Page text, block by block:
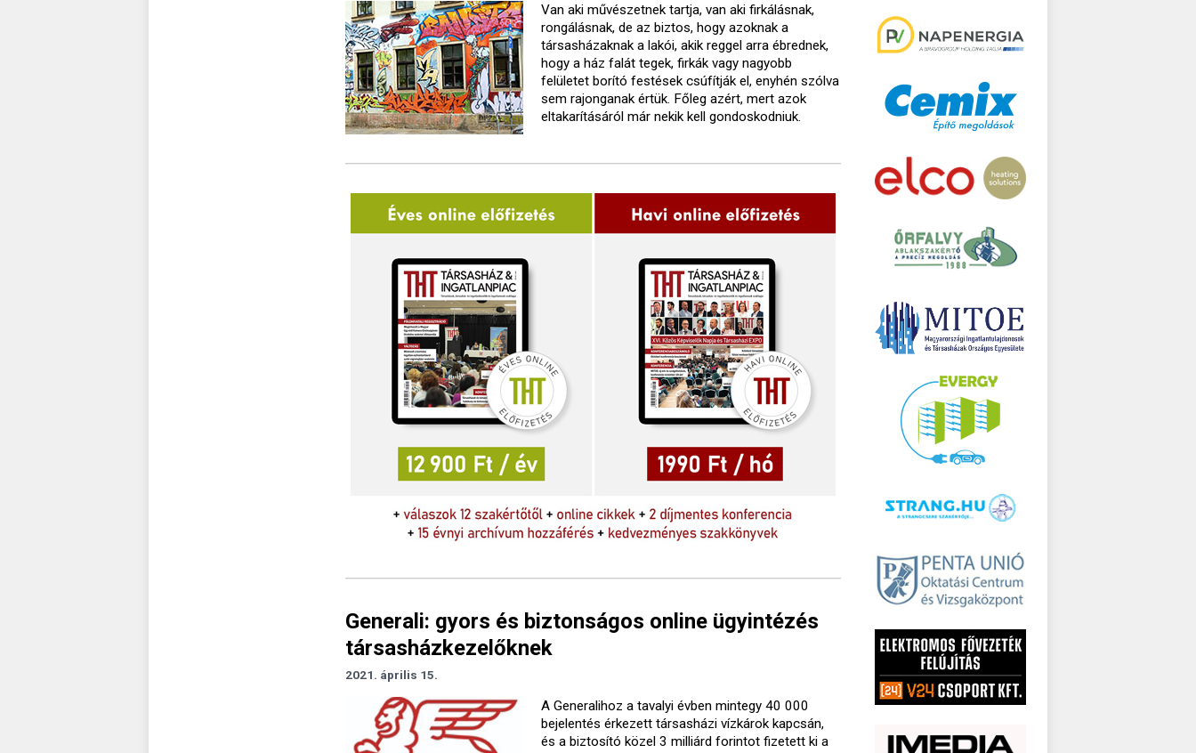
Van aki művészetnek tartja, van aki firkálásnak,
rongálásnak, de az biztos, hogy azoknak a
társasházaknak a lakói, akik reggel arra ébrednek,
hogy a ház falát tegek, firkák vagy nagyobb
felületet borító festések csúfítják el, enyhén szólva
sem rajonganak értük. Főleg azért, mert azok
eltakarításáról már nekik kell gondoskodniuk.
Generali: gyors és biztonságos online ügyintézés
társasházkezelőknek
2021. április 15.
A Generalihoz a tavalyi évben mintegy 40 000
bejelentés érkezett társasházi vízkárok kapcsán,
és a biztosító közel 3 milliárd forintot fizetett ki a